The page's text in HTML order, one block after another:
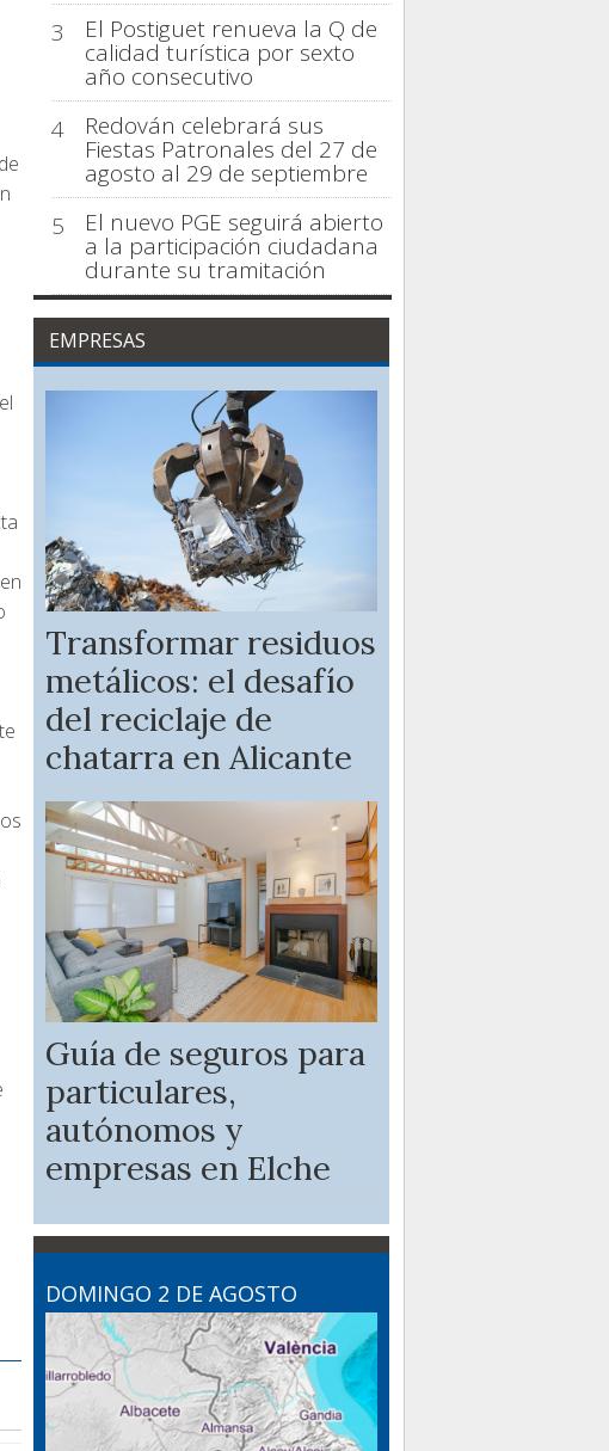
3 El Postiguet renueva la Q de
calidad turística por sexto
año consecutivo
4
Redován celebrará sus
Fiestas Patronales del 27 de
agosto al 29 de septiembre
5
El nuevo PGE seguirá abierto
a la participación ciudadana
durante su tramitación
EMPRESAS
Transformar residuos
metálicos: el desafío
del reciclaje de
chatarra en Alicante
Guía de seguros para
particulares,
autónomos y
empresas en Elche
DOMINGO 2 DE AGOSTO